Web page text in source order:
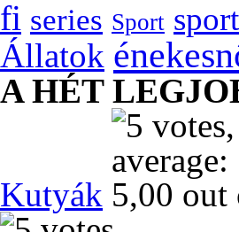
fi series Sport
Állatok
A HÉT
Kutyák